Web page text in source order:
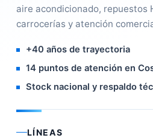
aire acondicionado, repuestos
carrocerías y atención
+40 años de trayectoria
14 puntos de atención en
Stock nacional y respaldo
LÍNEAS